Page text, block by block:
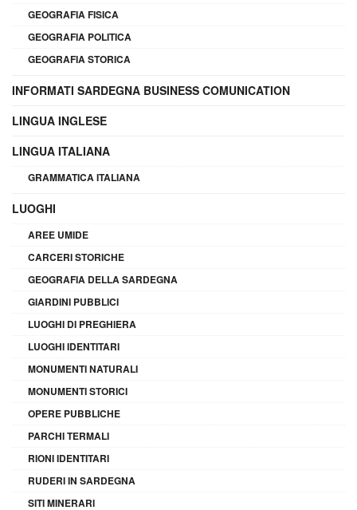
GEOGRAFIA FISICA
GEOGRAFIA POLITICA
GEOGRAFIA STORICA
INFORMATI SARDEGNA BUSINESS COMUNICATION
LINGUA INGLESE
LINGUA ITALIANA
GRAMMATICA ITALIANA
LUOGHI
AREE UMIDE
CARCERI STORICHE
GEOGRAFIA DELLA SARDEGNA
GIARDINI PUBBLICI
LUOGHI DI PREGHIERA
LUOGHI IDENTITARI
MONUMENTI NATURALI
MONUMENTI STORICI
OPERE PUBBLICHE
PARCHI TERMALI
RIONI IDENTITARI
RUDERI IN SARDEGNA
SITI MINERARI